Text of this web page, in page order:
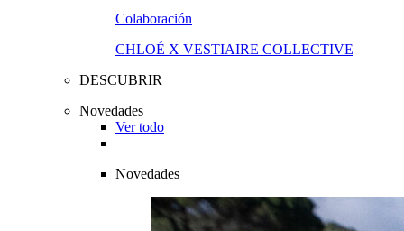
Colaboración
CHLOÉ X VESTIAIRE COLLECTIVE
DESCUBRIR
Novedades
Ver todo
Novedades